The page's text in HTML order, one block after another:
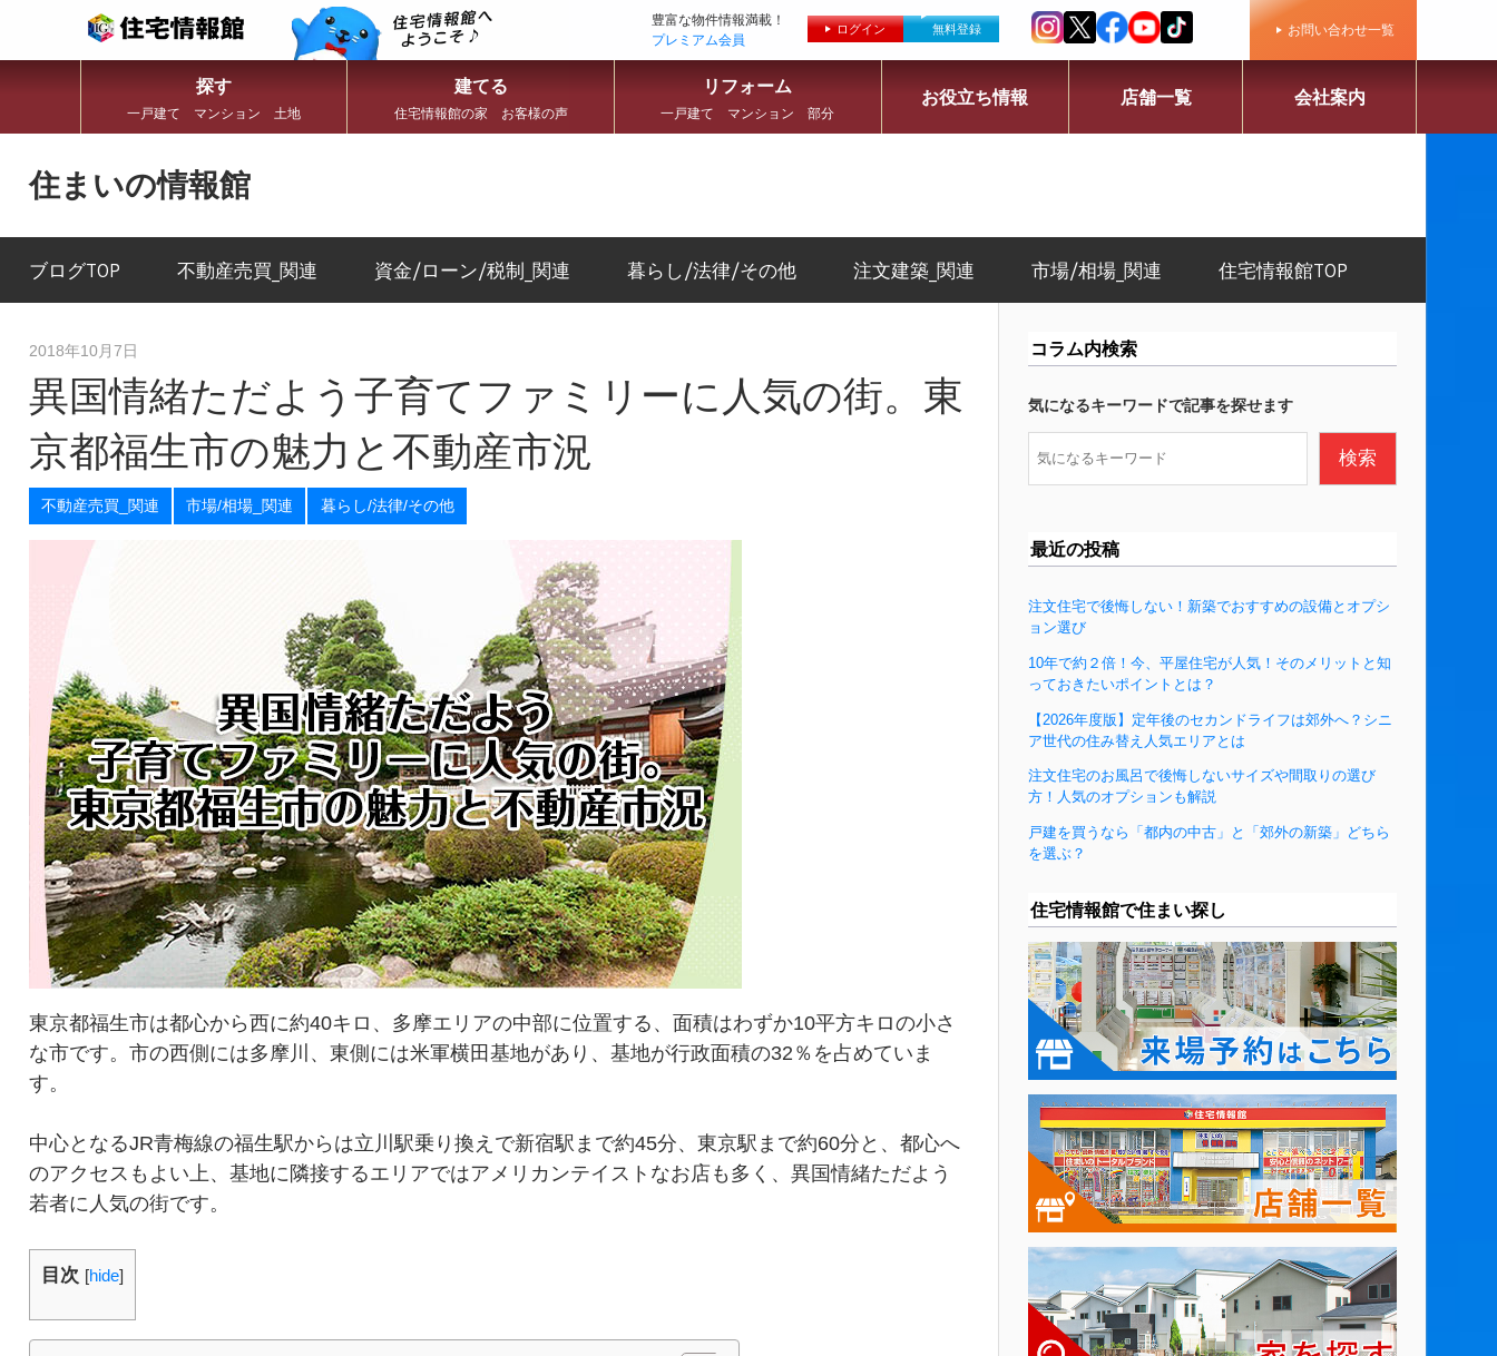
豊富な物件情報満載！
プレミアム会員
ログイン 無料登録 お問い合わせ一覧
探す
一戸建て マンション 土地
建てる
住宅情報館の家 お客様の声
リフォーム
一戸建て マンション 部分
お役立ち情報 店舗一覧 会社案内
住まいの情報館
ま
と
暮
し
役
立
情
報
を
お
ブログTOP 不動産売買_関連 資金/ローン/税制_関連 暮らし/法律/その他 注文建築_関連 市場/相場_関連 住宅情報館TOP
2018年10月7日
異国情緒ただよう子育てファミリーに人気の街。東
京都福生市の魅力と不動産市況
不動産売買_関連 市場/相場_関連 暮らし/法律/その他
東京都福生市は都心から西に約40キロ、多摩エリアの中部に位置する、面積はわずか10平方キロの小さ
な市です。市の西側には多摩川、東側には米軍横田基地があり、基地が行政面積の32％を占めていま
す。
中心となるJR青梅線の福生駅からは立川駅乗り換えで新宿駅まで約45分、東京駅まで約60分と、都心へ
のアクセスもよい上、基地に隣接するエリアではアメリカンテイストなお店も多く、異国情緒ただよう
若者に人気の街です。
目次 [hide]
コラム内検索
気になるキーワードで記事を探せます
索
検索
最近の投稿
注文住宅で後悔しない！新築でおすすめの設備とオプシ
ョン選び
10年で約２倍！今、平屋住宅が人気！そのメリットと知
っておきたいポイントとは？
【2026年度版】定年後のセカンドライフは郊外へ？シニ
ア世代の住み替え人気エリアとは
注文住宅のお風呂で後悔しないサイズや間取りの選び
方！人気のオプションも解説
戸建を買うなら「都内の中古」と「郊外の新築」どちら
を選ぶ？
住宅情報館で住まい探し